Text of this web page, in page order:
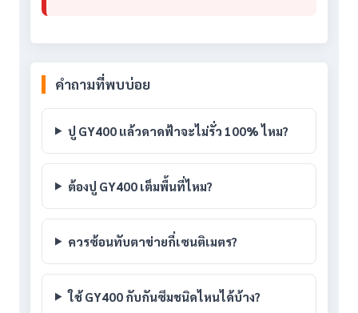
คำถามที่พบบ่อย
ปู GY400 แล้วดาดฟ้าจะไม่รั่ว 100% ไหม?
ต้องปู GY400 เต็มพื้นที่ไหม?
ควรซ้อนทับตาข่ายกี่เซนติเมตร?
ใช้ GY400 กับกันซึมชนิดไหนได้บ้าง?